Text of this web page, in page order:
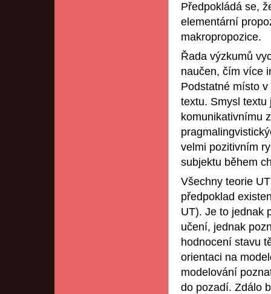
Předpokládá se,
elementární
makropropozice.
Řada výzkumů
naučen, čím více
Podstatné místo
textu. Smysl textu
komunikativnímu
velmi pozitivním
subjektu během
Všechny teorie
předpoklad
UT). Je to jednak
učení, jednak
hodnocení stavu
orientaci na
modelování
do pozadí. Zdálo